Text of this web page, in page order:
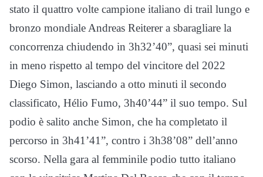
stato il quattro volte campione italiano di trail lungo e
bronzo mondiale Andreas Reiterer a sbaragliare la
concorrenza chiudendo in 3h32’40”, quasi sei minuti
in meno rispetto al tempo del vincitore del 2022
Diego Simon, lasciando a otto minuti il secondo
classificato, Hélio Fumo, 3h40’44” il suo tempo. Sul
podio è salito anche Simon, che ha completato il
percorso in 3h41’41”, contro i 3h38’08” dell’anno
scorso. Nella gara al femminile podio tutto italiano